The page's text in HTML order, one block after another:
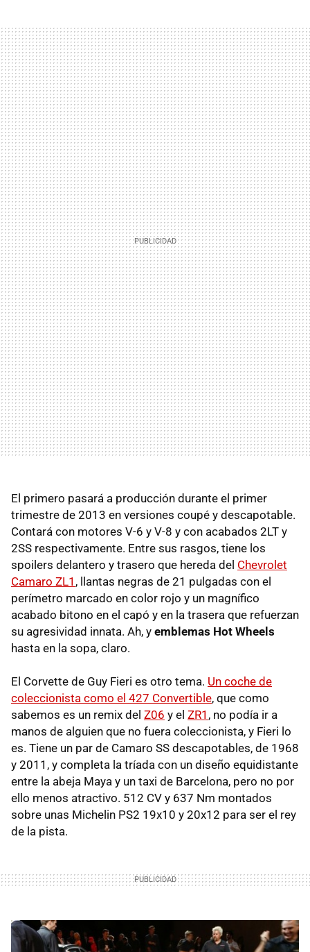
El primero pasará a producción durante el primer
trimestre de 2013 en versiones coupé y descapotable.
Contará con motores V-6 y V-8 y con acabados 2LT y
2SS respectivamente. Entre sus rasgos, tiene los
spoilers delantero y trasero que hereda del Chevrolet
Camaro ZL1 , llantas negras de 21 pulgadas con el
perímetro marcado en color rojo y un magnífico
acabado bitono en el capó y en la trasera que refuerzan
su agresividad innata. Ah, y emblemas Hot Wheels
hasta en la sopa, claro.
El Corvette de Guy Fieri es otro tema. Un coche de
coleccionista como el 427 Convertible, que como
sabemos es un remix del Z06 y el ZR1 , no podía ir a
manos de alguien que no fuera coleccionista, y Fieri lo
es. Tiene un par de Camaro SS descapotables, de 1968
y 2011, y completa la tríada con un diseño equidistante
entre la abeja Maya y un taxi de Barcelona, pero no por
ello menos atractivo. 512 CV y 637 Nm montados
sobre unas Michelin PS2 19x10 y 20x12 para ser el rey
de la pista.